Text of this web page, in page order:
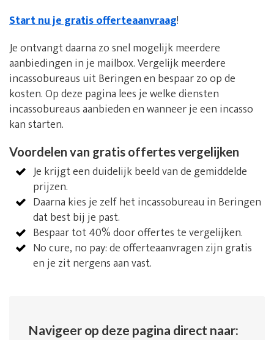
Start nu je gratis offerteaanvraag!
Je ontvangt daarna zo snel mogelijk meerdere
aanbiedingen in je mailbox. Vergelijk meerdere
incassobureaus uit Beringen en bespaar zo op de
kosten. Op deze pagina lees je welke diensten
incassobureaus aanbieden en wanneer je een incasso
kan starten.
Voordelen van gratis offertes vergelijken
Je krijgt een duidelijk beeld van de gemiddelde
prijzen.
Daarna kies je zelf het incassobureau in Beringen
dat best bij je past.
Bespaar tot 40% door offertes te vergelijken.
No cure, no pay: de offerteaanvragen zijn gratis
en je zit nergens aan vast.
Navigeer op deze pagina direct naar: